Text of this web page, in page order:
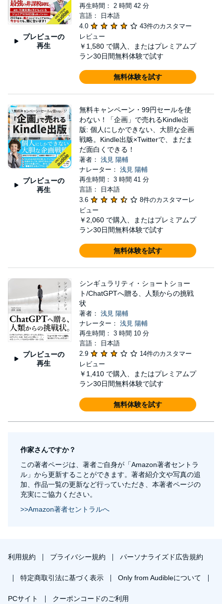
プレビューの
再生
再生時間： 2 時間 42 分
言語： 日本語
4.0
43件のカスタマー
レビュー
￥1,580 で購入、またはプレミアムプ
ラン30日間無料体験で試す
無料体験を試す
プレビューの
再生
無料キャンペーン・99円セールを使
わない！「企画」で売れるKindle出
版: 個人にしかできない、大胆な企画
戦略。Kindle出版×Twitterで、まだま
だ面白くできる！
著者： 浅見 陽輔
ナレーター： 浅見 陽輔
再生時間： 3 時間 41 分
言語： 日本語
3.6
8件のカスタマーレ
ビュー
￥2,060 で購入、またはプレミアムプ
ラン30日間無料体験で試す
無料体験を試す
プレビューの
再生
シンギュラリティ・ショートショー
ト/ChatGPTへ贈る、人類からの挑戦
状
著者： 浅見 陽輔
ナレーター： 浅見 陽輔
再生時間： 3 時間 10 分
言語： 日本語
2.9
14件のカスタマー
レビュー
￥1,410 で購入、またはプレミアムプ
ラン30日間無料体験で試す
無料体験を試す
作家さんですか？
この著者ページは、著者ご自身が「Amazon著者セントラ
ル」から更新することができます。著者紹介文や写真の追
加、作品一覧の更新など行っていただき、本著者ページの
充実にご協力ください。
>>Amazon著者セントラルへ
利用規約 プライバシー規約 パーソナライズド広告規約
特定商取引法に基づく表示 Only from Audibleについて
PCサイト クーポンコードのご利用